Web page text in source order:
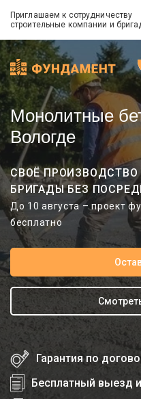
Приглашаем к сотрудничеству
строительные компании и
Монолитные
Вологде
СВОЁ ПРОИЗВОДСТВО
БРИГАДЫ БЕЗ
До 10 августа – проект
бесплатно
Гарантия по
Бесплатный выезд